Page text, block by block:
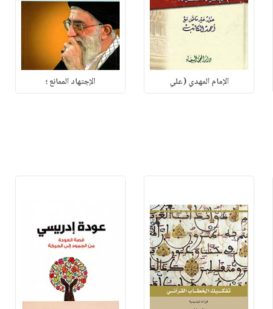
الإمام المهدي (علي الإجتهاد الممانع ؛